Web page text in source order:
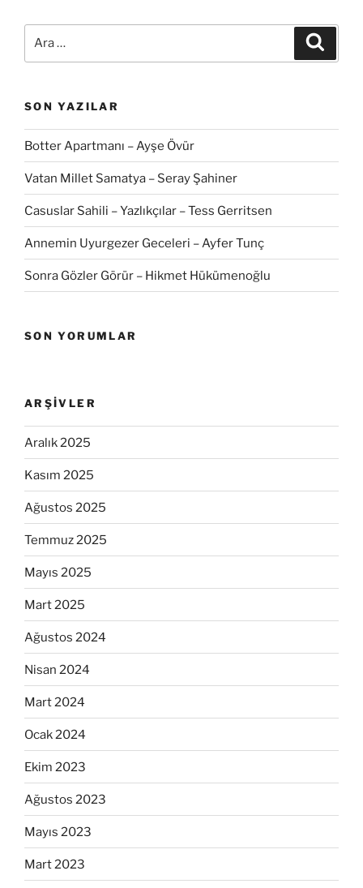
SON YAZILAR
Botter Apartmanı – Ayşe Övür
Vatan Millet Samatya – Seray Şahiner
Casuslar Sahili – Yazlıkçılar – Tess Gerritsen
Annemin Uyurgezer Geceleri – Ayfer Tunç
Sonra Gözler Görür – Hikmet Hükümenoğlu
SON YORUMLAR
ARŞIVLER
Aralık 2025
Kasım 2025
Ağustos 2025
Temmuz 2025
Mayıs 2025
Mart 2025
Ağustos 2024
Nisan 2024
Mart 2024
Ocak 2024
Ekim 2023
Ağustos 2023
Mayıs 2023
Mart 2023